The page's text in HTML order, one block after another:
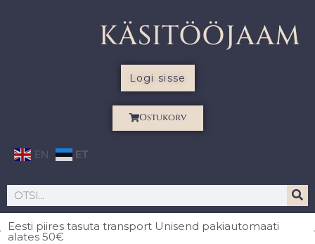
KÄSITÖÖJAAM
Logi sisse
Ostukorv
EN ET
Eesti piires tasuta transport Unisend pakiautomaati
alates 50€